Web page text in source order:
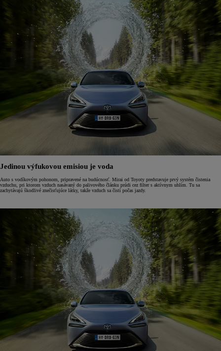
Jedinou výfukovou emisiou je voda
Auto s vodíkovým pohonom, pripravené na budúcnosť. Mirai od Toyoty predstavuje prvý systém čistenia
vzduchu, pri ktorom vzduch nasávaný do palivového článku prúdi cez filter s aktívnym uhlím. Tu sa
zachytávajú škodlivé znečisťujúce látky, takže vzduch sa čistí počas jazdy.